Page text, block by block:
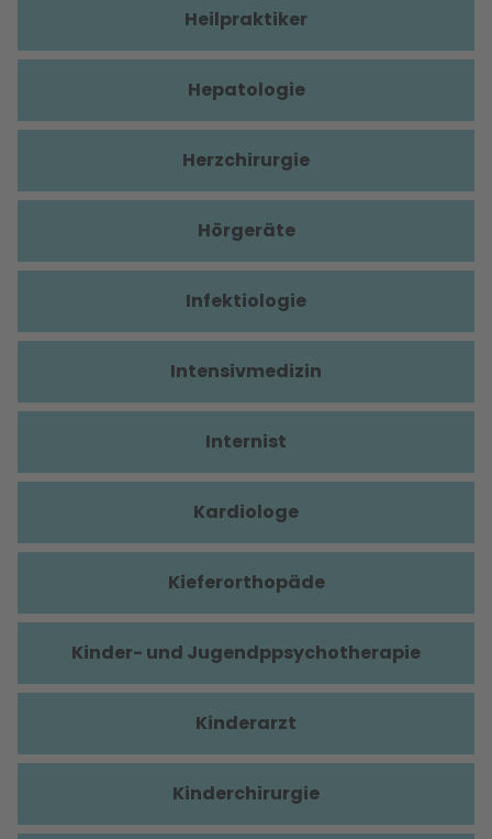
Heilpraktiker
Hepatologie
Herzchirurgie
Hörgeräte
Infektiologie
Intensivmedizin
Internist
Kardiologe
Kieferorthopäde
Kinder- und Jugendppsychotherapie
Kinderarzt
Kinderchirurgie